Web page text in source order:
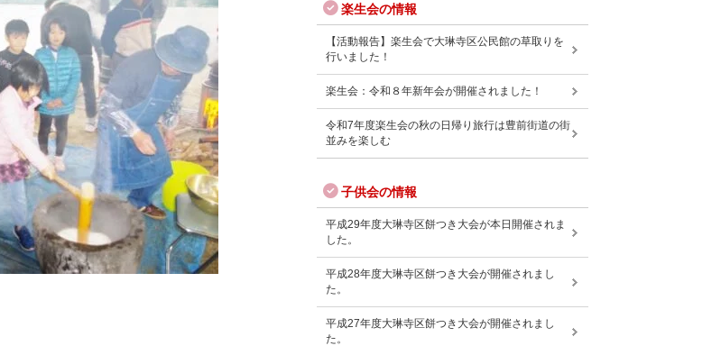
楽生会の情報
【活動報告】楽生会で大琳寺区公民館の草取りを
行いました！
楽生会：令和８年新年会が開催されました！
令和7年度楽生会の秋の日帰り旅行は豊前街道の街
並みを楽しむ
子供会の情報
平成29年度大琳寺区餅つき大会が本日開催されま
した。
平成28年度大琳寺区餅つき大会が開催されまし
た。
平成27年度大琳寺区餅つき大会が開催されまし
た。